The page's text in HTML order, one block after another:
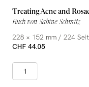
Treating Acne and
Buch von Sabine Schmitz
228 × 152 mm / 224
CHF 44.05